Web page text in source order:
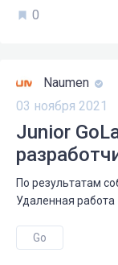
0
Naumen
03 ноября 2021
Junior
По результатам
Удаленная работа
Go